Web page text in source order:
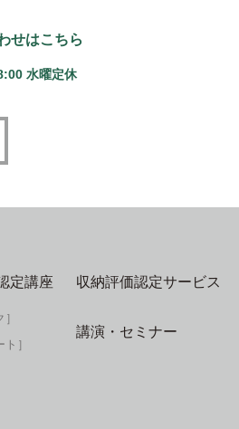
せはこちら
水曜定休
定講座
］
収納評価認定サービス
講演・セミナー